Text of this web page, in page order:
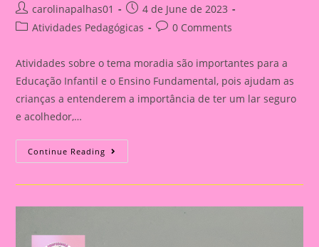
Post
author:
carolinapalhas01
Post
published:
4 de June de 2023
PostAtividades Pedagógicas
Post0 Comments
Atividades sobre o tema moradia são importantes para a
Educação Infantil e o Ensino Fundamental, pois ajudam as
crianças a entenderem a importância de ter um lar seguro
e acolhedor,…
Continue Reading Atividade
Com